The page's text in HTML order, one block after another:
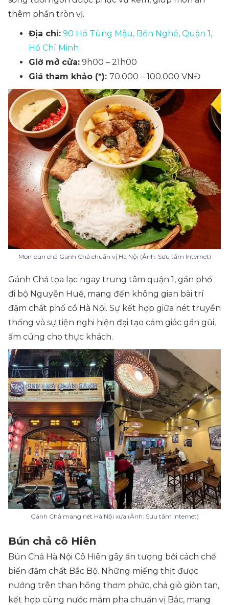
thêm phần tròn vị.
Địa chỉ: 90 Hồ Tùng Mậu, Bến Nghé, Quận 1,
Hồ Chí Minh
Giờ mở cửa: 9h00 – 21h00
Giá tham khảo (*): 70.000 – 100.000 VNĐ
Món bún chả Gánh Chả chuẩn vị Hà Nội (Ảnh: Sưu tầm Internet)
Gánh Chả tọa lạc ngay trung tâm quận 1, gần phố
đi bộ Nguyễn Huệ, mang đến không gian bài trí
đậm chất phố cổ Hà Nội. Sự kết hợp giữa nét truyền
thống và sự tiện nghi hiện đại tạo cảm giác gần gũi,
ấm cúng cho thực khách.
Gánh Chả mang nét Hà Nội xưa (Ảnh: Sưu tầm Internet)
Bún chả cô Hiên
Bún Chả Hà Nội Cô Hiên gây ấn tượng bởi cách chế
biến đậm chất Bắc Bộ. Những miếng thịt được
nướng trên than hồng thơm phức, chả giò giòn tan,
kết hợp cùng nước mắm pha chuẩn vị Bắc, mang